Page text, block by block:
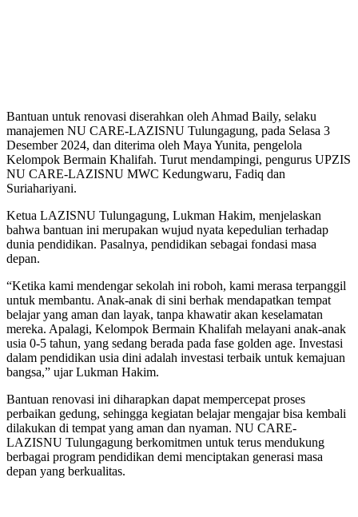
Bantuan untuk renovasi diserahkan oleh Ahmad Baily, selaku
manajemen NU CARE-LAZISNU Tulungagung, pada Selasa 3
Desember 2024, dan diterima oleh Maya Yunita, pengelola
Kelompok Bermain Khalifah. Turut mendampingi, pengurus UPZIS
NU CARE-LAZISNU MWC Kedungwaru, Fadiq dan
Suriahariyani.
Ketua LAZISNU Tulungagung, Lukman Hakim, menjelaskan
bahwa bantuan ini merupakan wujud nyata kepedulian terhadap
dunia pendidikan. Pasalnya, pendidikan sebagai fondasi masa
depan.
“Ketika kami mendengar sekolah ini roboh, kami merasa terpanggil
untuk membantu. Anak-anak di sini berhak mendapatkan tempat
belajar yang aman dan layak, tanpa khawatir akan keselamatan
mereka. Apalagi, Kelompok Bermain Khalifah melayani anak-anak
usia 0-5 tahun, yang sedang berada pada fase golden age. Investasi
dalam pendidikan usia dini adalah investasi terbaik untuk kemajuan
bangsa,” ujar Lukman Hakim.
Bantuan renovasi ini diharapkan dapat mempercepat proses
perbaikan gedung, sehingga kegiatan belajar mengajar bisa kembali
dilakukan di tempat yang aman dan nyaman. NU CARE-
LAZISNU Tulungagung berkomitmen untuk terus mendukung
berbagai program pendidikan demi menciptakan generasi masa
depan yang berkualitas.